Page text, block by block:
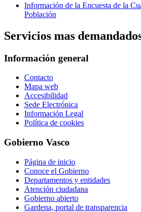
Información de la Encuesta de la
Población
Servicios mas
Información general
Contacto
Mapa web
Accesibilidad
Sede Electrónica
Información Legal
Política de cookies
Gobierno Vasco
Página de inicio
Conoce el Gobierno
Departamentos y entidades
Atención ciudadana
Gobierno abierto
Gardena, portal de transparencia